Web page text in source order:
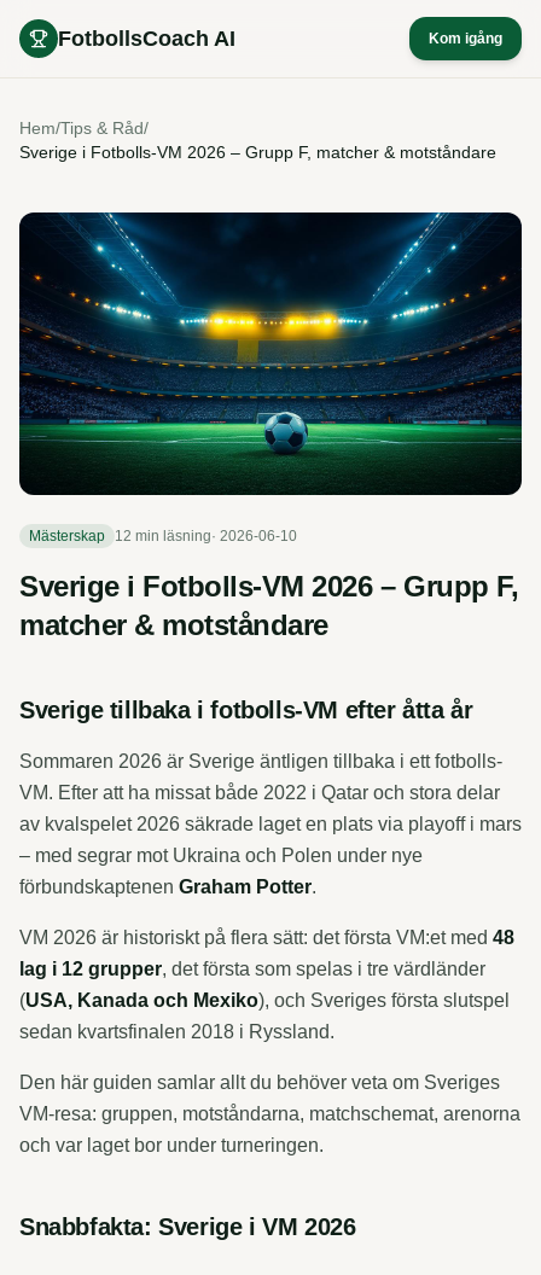
FotbollsCoach AI Kom igång
Hem/Tips & Råd/
Sverige i Fotbolls-VM 2026 – Grupp F, matcher & motståndare
Mästerskap 12 min läsning· 2026-06-10
Sverige i Fotbolls-VM 2026 – Grupp F,
matcher & motståndare
Sverige tillbaka i fotbolls-VM efter åtta år
Sommaren 2026 är Sverige äntligen tillbaka i ett fotbolls-
VM. Efter att ha missat både 2022 i Qatar och stora delar
av kvalspelet 2026 säkrade laget en plats via playoff i mars
– med segrar mot Ukraina och Polen under nye
förbundskaptenen Graham Potter.
VM 2026 är historiskt på flera sätt: det första VM:et med 48
lag i 12 grupper, det första som spelas i tre värdländer
(USA, Kanada och Mexiko), och Sveriges första slutspel
sedan kvartsfinalen 2018 i Ryssland.
Den här guiden samlar allt du behöver veta om Sveriges
VM-resa: gruppen, motståndarna, matchschemat, arenorna
och var laget bor under turneringen.
Snabbfakta: Sverige i VM 2026